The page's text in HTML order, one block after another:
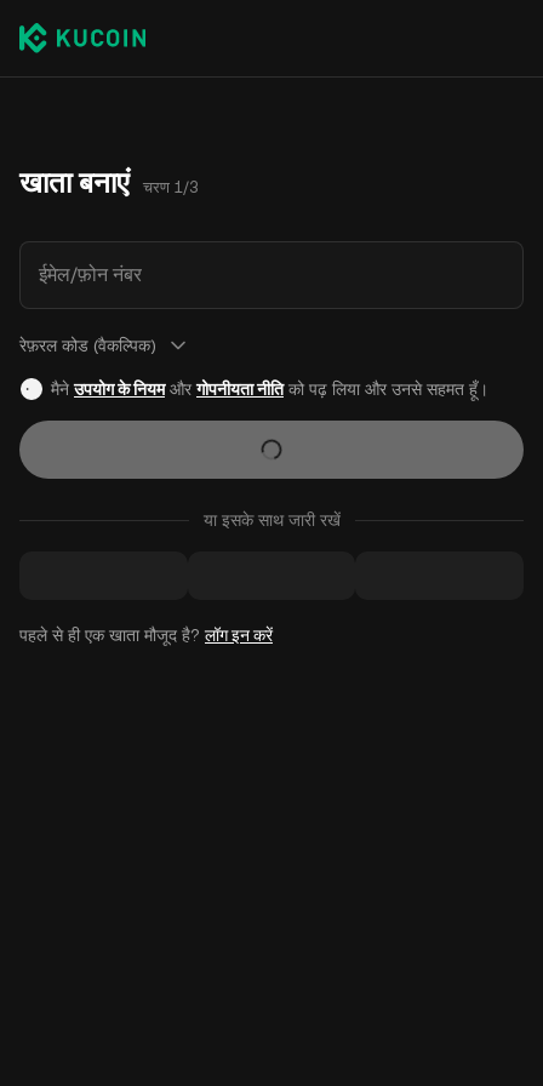
खाता बनाएं चरण 1/3
ईमेल/फ़ोन नंबर
रेफ़रल कोड (वैकल्पिक)
मैनेउपयोग के नियमऔरगोपनीयता नीतिको पढ़ लिया और उनसे सहमत हूँ।
या इसके साथ जारी रखें
पहले से ही एक खाता मौजूद है? लॉग इन करें